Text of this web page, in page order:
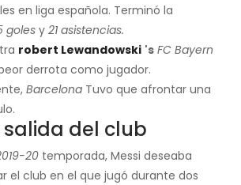
en liga española. Terminó la
goles y 21 asistencias.
robert Lewandowski 's FC Bayern
derrota como jugador.
Barcelona Tuvo que afrontar una
salida del club
20 temporada, Messi deseaba
el club en el que jugó durante dos